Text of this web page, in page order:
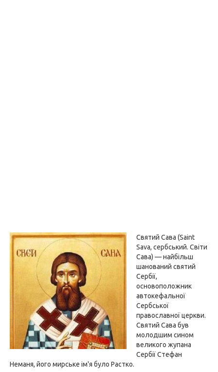
Святий Сава (Saint
Sava, сербський. Світи
Сава) — найбільш
шанований святий
Сербії,
основоположник
автокефальної
Сербської
православної церкви.
Святий Сава був
молодшим сином
великого жупана
Сербії Стефан
Неманя, його мирське ім'я було Растко.